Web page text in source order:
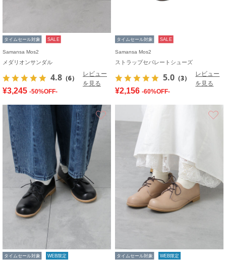
タイムセール対象 SALE
Samansa Mos2
メダリオンサンダル
4.8 （6）
レビュー
を見る
¥3,245 -50%OFF-
タイムセール対象 SALE
Samansa Mos2
ストラップセパレートシューズ
5.0 （3）
レビュー
を見る
¥2,156 -60%OFF-
タイムセール対象 WEB限定 タイムセール対象 WEB限定